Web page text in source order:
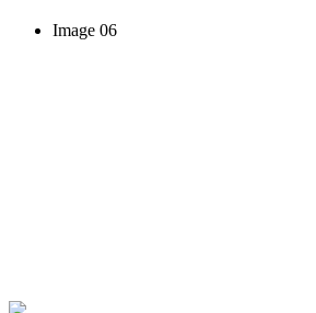
Image 06